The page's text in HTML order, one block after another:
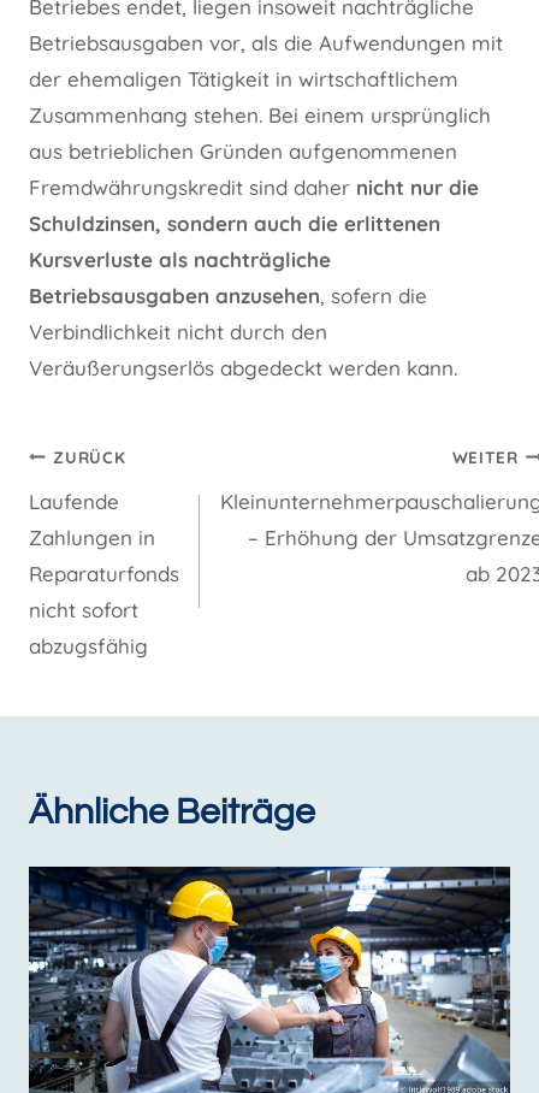
Betriebes endet, liegen insoweit nachträgliche
Betriebsausgaben vor, als die Aufwendungen mit
der ehemaligen Tätigkeit in wirtschaftlichem
Zusammenhang stehen. Bei einem ursprünglich
aus betrieblichen Gründen aufgenommenen
Fremdwährungskredit sind daher nicht nur die
Schuldzinsen, sondern auch die erlittenen
Kursverluste als nachträgliche
Betriebsausgaben anzusehen, sofern die
Verbindlichkeit nicht durch den
Veräußerungserlös abgedeckt werden kann.
Beitragsnavigation
ZURÜCK
Laufende
Zahlungen in
Reparaturfonds
nicht sofort
abzugsfähig
WEITER
– Erhöhung der
ab
Ähnliche Beiträge